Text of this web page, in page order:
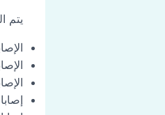
يتم